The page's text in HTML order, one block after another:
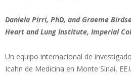
Daniela Pirri, PhD, and Graeme
Heart and Lung Institute, Imperial
Un equipo internacional de
Icahn de Medicina en Monte Sinaí,